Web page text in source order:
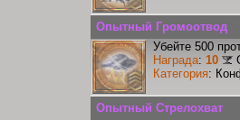
Опытный Громоотвод
Убейте 500
Награда: 10
Категория:
Опытный Стрелохват